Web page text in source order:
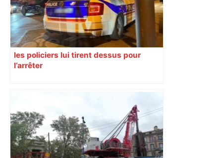
les policiers lui tirent dessus pour
l’arrêter